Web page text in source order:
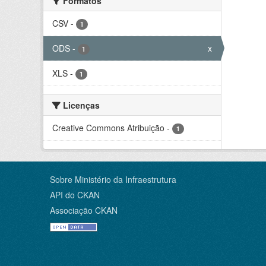
CSV - 1
ODS - 1 x
XLS - 1
Licenças
Creative Commons Atribuição - 1
Sobre Ministério da Infraestrutura
API do CKAN
Associação CKAN